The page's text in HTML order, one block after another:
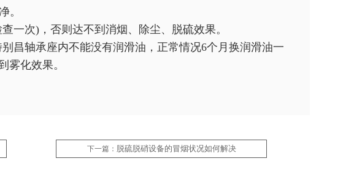
。
一次)，否则达不到消烟、除尘、脱硫效果。
昌轴承座内不能没有润滑油，正常情况6个月换润滑油一
雾化效果。
下一篇： 脱硫脱硝设备的冒烟状况如何解决